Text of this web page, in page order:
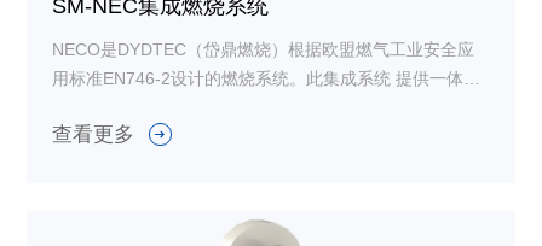
SM-NEC集成燃烧系统
NECO是DYDTEC（岱鼎燃烧）根据欧盟燃气工业安全应
用标准EN746-2设计的燃烧系统。此集成系统 提供一体化
表等设备，由自动燃气控制阀控制所有工 作范围的热功
查看更多